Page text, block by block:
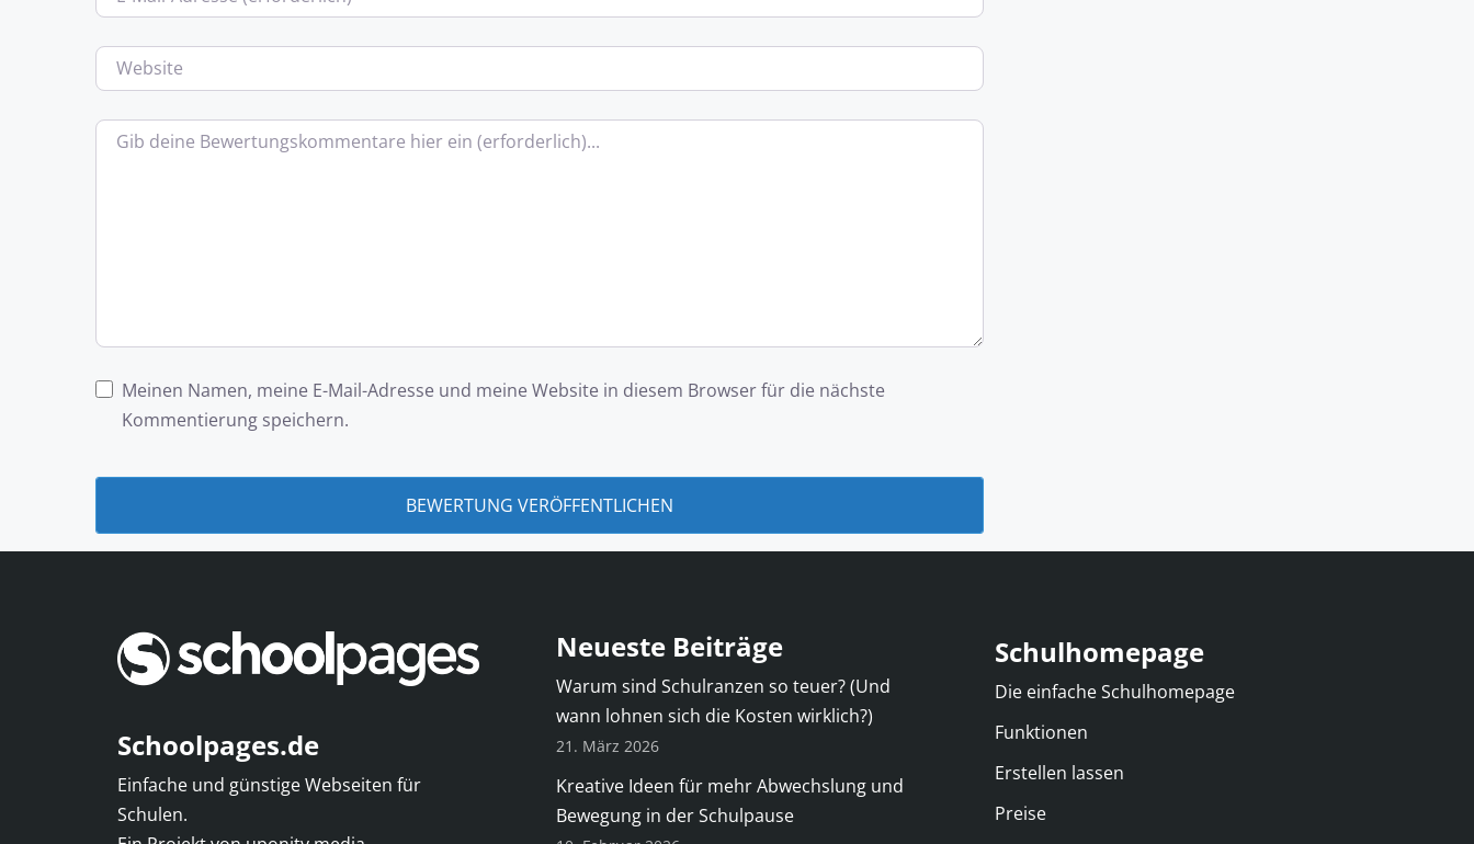
Website
Bewertungstext
Meinen Namen, meine E-Mail-Adresse und meine Website in diesem Browser für die nächste
Kommentierung speichern.
Schoolpages.de
Einfache und günstige Webseiten für
Schulen.
Neueste Beiträge
Warum sind Schulranzen so teuer? (Und
wann lohnen sich die Kosten wirklich?)
21. März 2026
Kreative Ideen für mehr Abwechslung und
Bewegung in der Schulpause
Schulhomepage
Die einfache Schulhomepage
Funktionen
Erstellen lassen
Preise